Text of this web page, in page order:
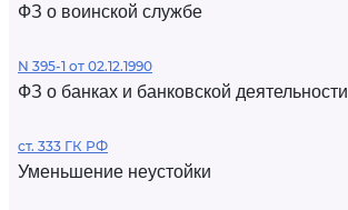
ФЗ о воинской службе
N 395-1 от 02.12.1990
ФЗ о банках и банковской деятельности
ст. 333 ГК РФ
Уменьшение неустойки